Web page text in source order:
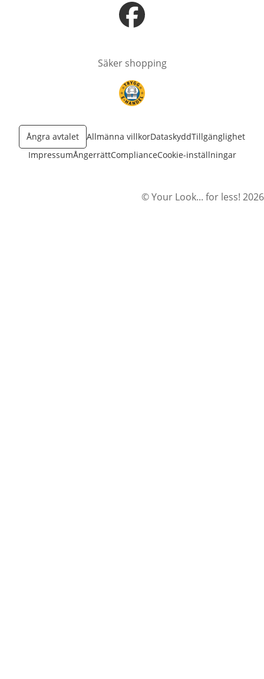
öppnas i nytt fönster
Säker shopping
öppnas i nytt fönster
Ångra avtalet Allmänna villkorDataskyddTillgänglighet
ImpressumÅngerrättComplianceCookie-inställningar
© Your Look... for less! 2026